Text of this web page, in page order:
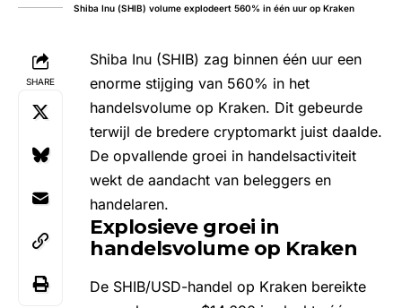
Shiba Inu (SHIB) volume explodeert 560% in één uur op Kraken
SHARE
Shiba Inu (SHIB) zag binnen één uur een
enorme stijging van 560% in het
handelsvolume op Kraken. Dit gebeurde
terwijl de bredere cryptomarkt juist daalde.
De opvallende groei in handelsactiviteit
wekt de aandacht van beleggers en
handelaren.
Explosieve groei in
handelsvolume op Kraken
De SHIB/USD-handel op Kraken bereikte